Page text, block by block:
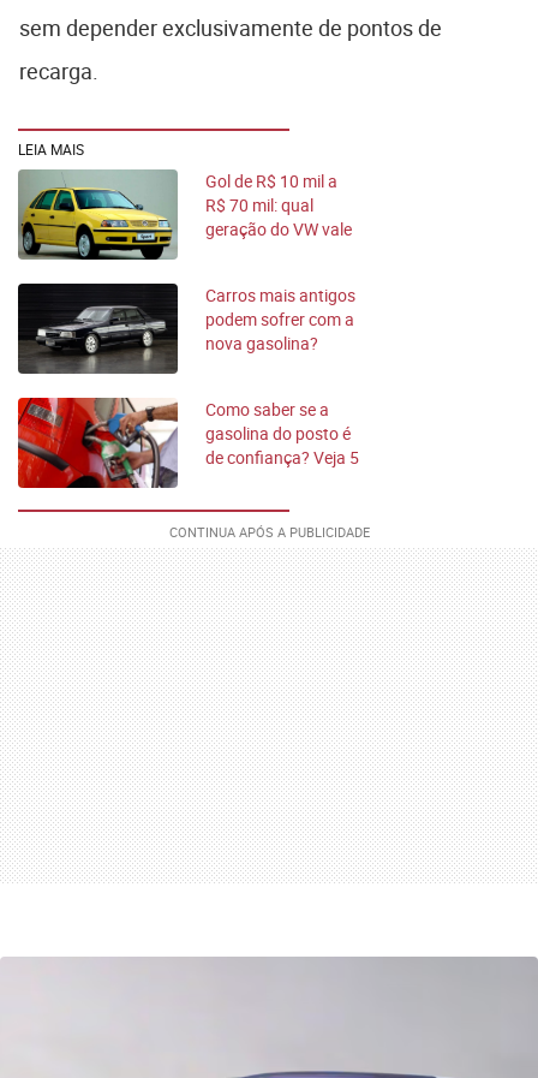
sem depender exclusivamente de pontos de
recarga.
LEIA MAIS
Gol de R$ 10 mil a
R$ 70 mil: qual
geração do VW vale
Carros mais antigos
podem sofrer com a
nova gasolina?
Como saber se a
gasolina do posto é
de confiança? Veja 5